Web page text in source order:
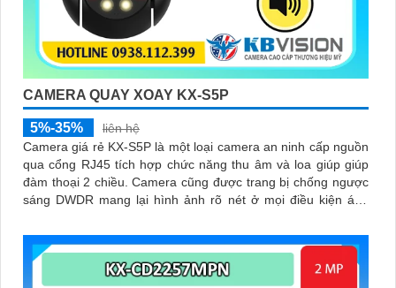
CAMERA QUAY XOAY KX-S5P
5%-35%
liên hệ
Camera giá rẻ KX-S5P là một loại camera an ninh cấp nguồn
qua cổng RJ45 tích hợp chức năng thu âm và loa giúp giúp
đàm thoại 2 chiều. Camera cũng được trang bị chống ngược
sáng DWDR mang lại hình ảnh rõ nét ở mọi điều kiện ánh